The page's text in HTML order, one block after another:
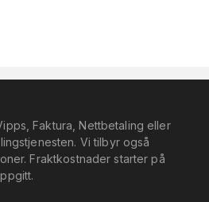
Faktura, Nettbetaling eller
Vi tilbyr også
Fraktkostnader starter på